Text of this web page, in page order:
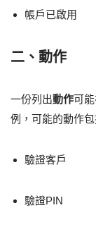
帳戶已啟用
二、動作
一份列出動作可
例，可能的動作包
驗證客戶
驗證PIN